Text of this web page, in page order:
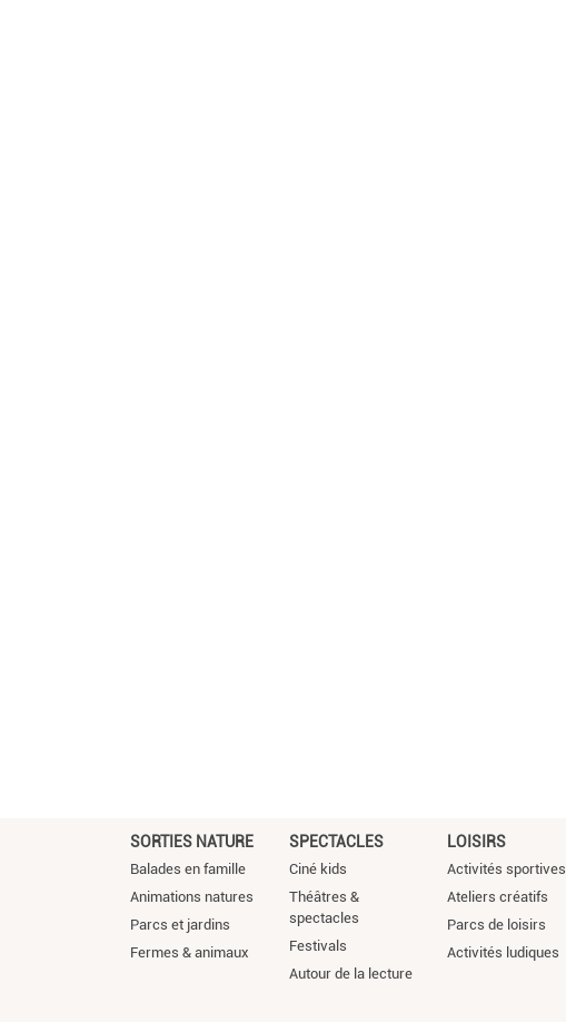
SORTIES NATURE
Balades en famille
Animations natures
Parcs et jardins
Fermes & animaux
SPECTACLES
Ciné kids
Théâtres &
spectacles
Festivals
Autour de la lecture
LOISIRS
Activités sportives
Ateliers créatifs
Parcs de loisirs
Activités ludiques